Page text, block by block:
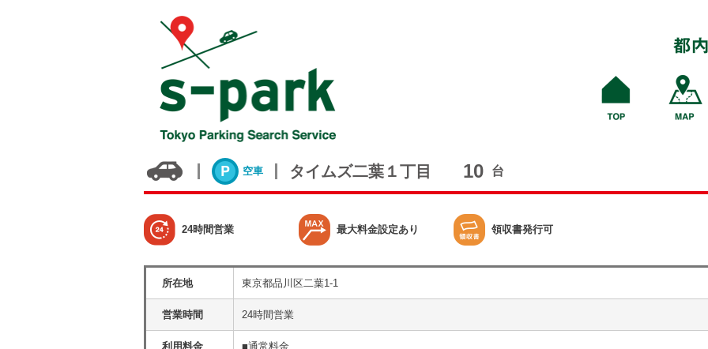
空車 タイムズ二葉１丁目 10 台
24時間営業 最大料金設定あり 領収書発行可
所在地 東京都品川区二葉1-1
営業時間 24時間営業
利用料金
■通常料金